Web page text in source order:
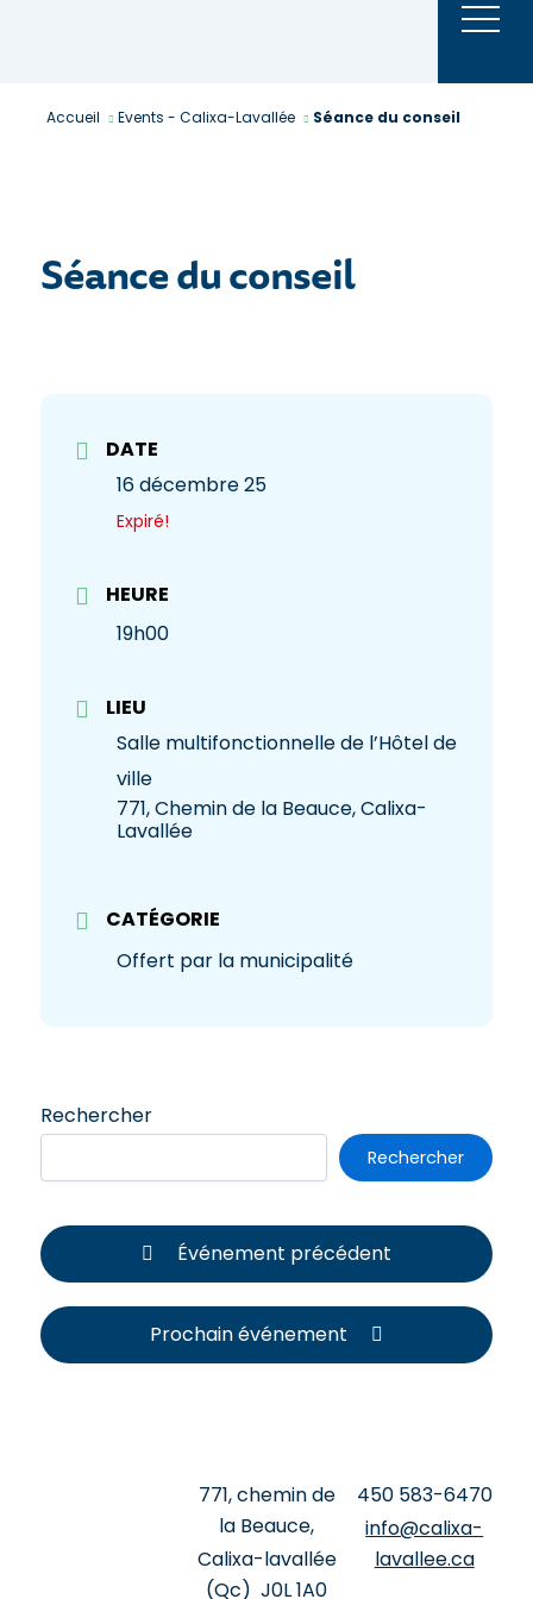
Accueil Events - Calixa-Lavallée Séance du conseil
Séance du conseil
DATE
16 décembre 25
Expiré!
HEURE
19h00
LIEU
Salle multifonctionnelle de l’Hôtel de
ville
771, Chemin de la Beauce, Calixa-
Lavallée
CATÉGORIE
Offert par la municipalité
Rechercher
Rechercher
Événement précédent
Prochain événement
771, chemin de
la Beauce,
Calixa-lavallée
(Qc) J0L 1A0
‍450 ‍583-6470
info@calixa-
lavallee.ca